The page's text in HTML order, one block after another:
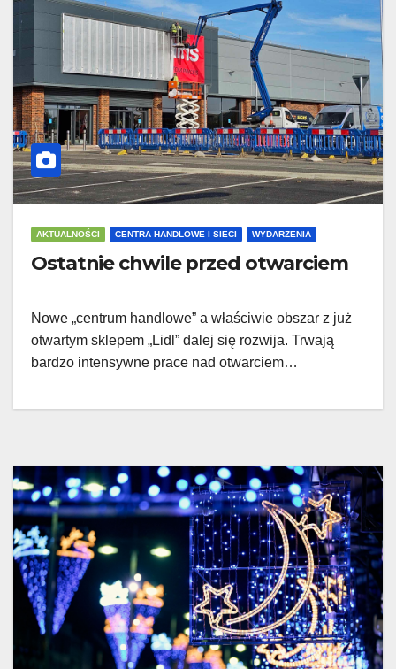
AKTUALNOŚCI CENTRA HANDLOWE I SIECI WYDARZENIA
Ostatnie chwile przed otwarciem
Nowe „centrum handlowe” a właściwie obszar z już
otwartym sklepem „Lidl” dalej się rozwija. Trwają
bardzo intensywne prace nad otwarciem…